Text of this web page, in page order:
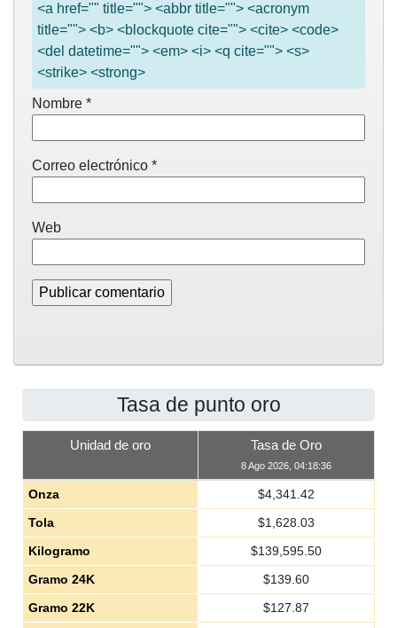
<a href="" title=""> <abbr title=""> <acronym
title=""> <b> <blockquote cite=""> <cite> <code>
<del datetime=""> <em> <i> <q cite=""> <s>
<strike> <strong>
Nombre *
Correo electrónico *
Web
Tasa de punto oro
Unidad de oro Tasa de Oro
8 Ago 2026, 04:18:36
Onza $4,341.42
Tola
$1,628.03
Kilogramo
$139,595.50
Gramo 24K
$139.60
Gramo 22K
$127.87